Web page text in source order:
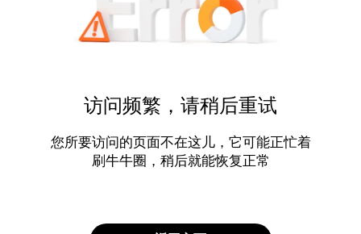
访问频繁，请稍后重试
您所要访问的页面不在这儿，它可能正忙着
刷牛牛圈，稍后就能恢复正常